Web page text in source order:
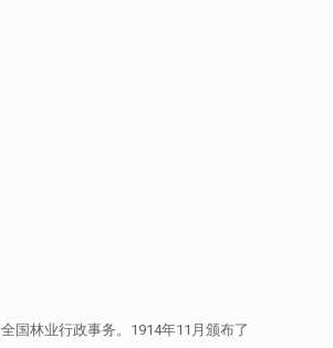
国林业行政事务。1914年11月颁布了